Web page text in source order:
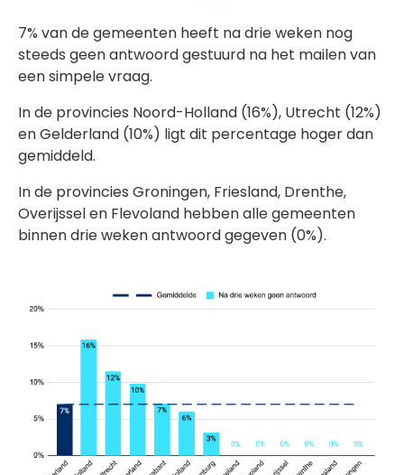
7% van de gemeenten heeft na drie weken nog
steeds geen antwoord gestuurd na het mailen van
een simpele vraag.
In de provincies Noord-Holland (16%), Utrecht (12%)
en Gelderland (10%) ligt dit percentage hoger dan
gemiddeld.
In de provincies Groningen, Friesland, Drenthe,
Overijssel en Flevoland hebben alle gemeenten
binnen drie weken antwoord gegeven (0%).